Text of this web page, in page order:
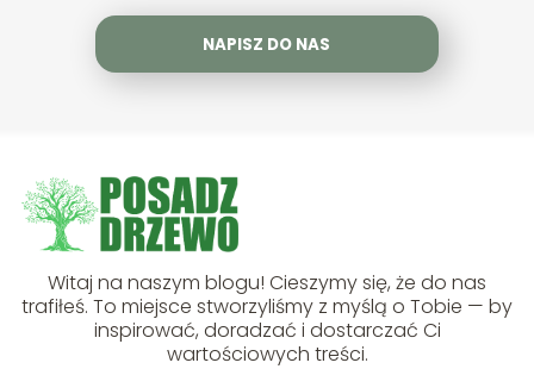
NAPISZ DO NAS
Witaj na naszym blogu! Cieszymy się, że do nas
trafiłeś. To miejsce stworzyliśmy z myślą o Tobie — by
inspirować, doradzać i dostarczać Ci
wartościowych treści.